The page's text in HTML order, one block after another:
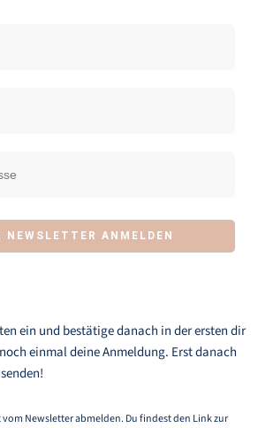
NEWSLETTER ANMELDEN
ein und bestätige danach in der ersten dir
einmal deine Anmeldung. Erst danach
Newsletter abmelden. Du findest den Link zur